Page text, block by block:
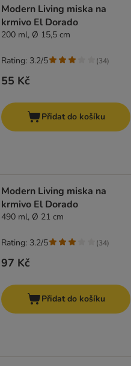
Modern Living miska na
krmivo El Dorado
200 ml, Ø 15,5 cm
55 Kč
Rating: 3.2/5 (34)
Přidat do košíku
Modern Living miska na
krmivo El Dorado
490 ml, Ø 21 cm
97 Kč
Rating: 3.2/5 (34)
Přidat do košíku